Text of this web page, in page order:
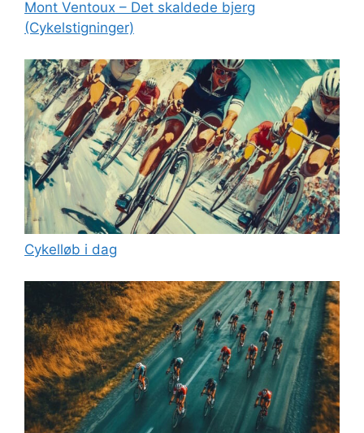
Mont Ventoux – Det skaldede bjerg
(Cykelstigninger)
Cykelløb i dag